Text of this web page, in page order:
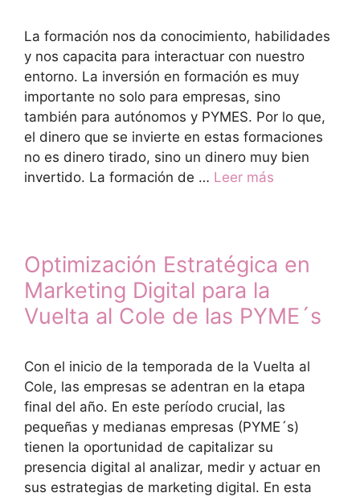
La formación nos da conocimiento, habilidades
y nos capacita para interactuar con nuestro
entorno. La inversión en formación es muy
importante no solo para empresas, sino
también para autónomos y PYMES. Por lo que,
el dinero que se invierte en estas formaciones
no es dinero tirado, sino un dinero muy bien
invertido. La formación de … Leer más
Optimización Estratégica en
Marketing Digital para la
Vuelta al Cole de las PYME´s
Con el inicio de la temporada de la Vuelta al
Cole, las empresas se adentran en la etapa
final del año. En este período crucial, las
pequeñas y medianas empresas (PYME´s)
tienen la oportunidad de capitalizar su
presencia digital al analizar, medir y actuar en
sus estrategias de marketing digital. En esta